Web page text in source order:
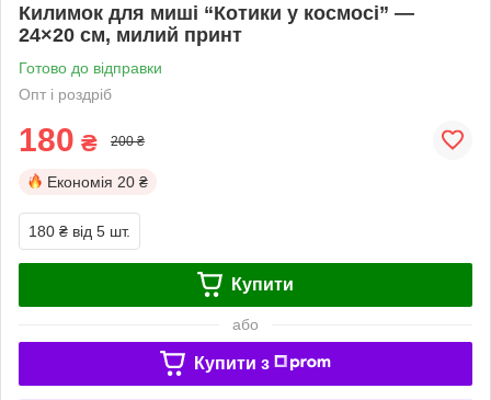
Килимок для миші “Котики у космосі” —
24×20 см, милий принт
Готово до відправки
Опт і роздріб
180 ₴ 200 ₴
Економія 20 ₴
180 ₴ від 5 шт.
Купити
або
Купити з